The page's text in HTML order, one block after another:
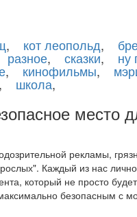
, кот леопольд,
разное, сказки, ну
, кинофильмы,
, школа,
место
рекламы,
Каждый из нас лично
который не просто
безопасным с